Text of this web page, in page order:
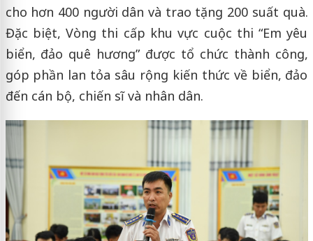
cho hơn 400 người dân và trao tặng 200 suất quà.
Đặc biệt, Vòng thi cấp khu vực cuộc thi “Em yêu
biển, đảo quê hương” được tổ chức thành công,
góp phần lan tỏa sâu rộng kiến thức về biển, đảo
đến cán bộ, chiến sĩ và nhân dân.